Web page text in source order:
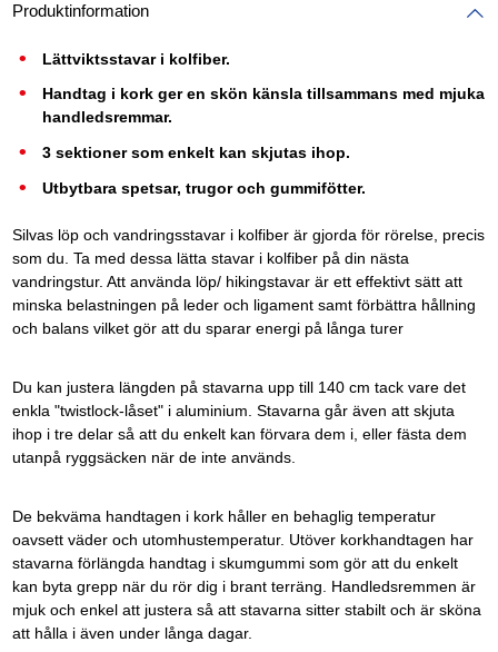
Produktinformation
Lättviktsstavar i kolfiber.
Handtag i kork ger en skön känsla tillsammans med mjuka
handledsremmar.
3 sektioner som enkelt kan skjutas ihop.
Utbytbara spetsar, trugor och gummifötter.
Silvas löp och vandringsstavar i kolfiber är gjorda för rörelse, precis
som du. Ta med dessa lätta stavar i kolfiber på din nästa
vandringstur. Att använda löp/ hikingstavar är ett effektivt sätt att
minska belastningen på leder och ligament samt förbättra hållning
och balans vilket gör att du sparar energi på långa turer
Du kan justera längden på stavarna upp till 140 cm tack vare det
enkla "twistlock-låset" i aluminium. Stavarna går även att skjuta
ihop i tre delar så att du enkelt kan förvara dem i, eller fästa dem
utanpå ryggsäcken när de inte används.
De bekväma handtagen i kork håller en behaglig temperatur
oavsett väder och utomhustemperatur. Utöver korkhandtagen har
stavarna förlängda handtag i skumgummi som gör att du enkelt
kan byta grepp när du rör dig i brant terräng. Handledsremmen är
mjuk och enkel att justera så att stavarna sitter stabilt och är sköna
att hålla i även under långa dagar.